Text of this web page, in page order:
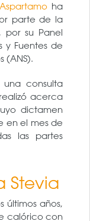
Aspartamoha
parte de la
por su Panel
y Fuentes de
(ANS).
una consulta
acerca
dictamen
en el mes de
las partes
Stevia
últimos años,
calórico con